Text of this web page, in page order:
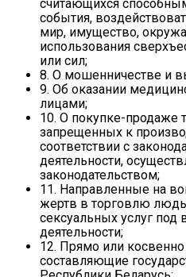
считающихся
события,
мир, имущество,
использования
или сил;
8. О мошенничестве и
9. Об оказании
лицами;
10. О покупке-продаже
запрещенных к
соответствии с
деятельности,
законодательством;
11. Направленные на
жертв в торговлю
сексуальных услуг под
деятельности;
12. Прямо или
составляющие